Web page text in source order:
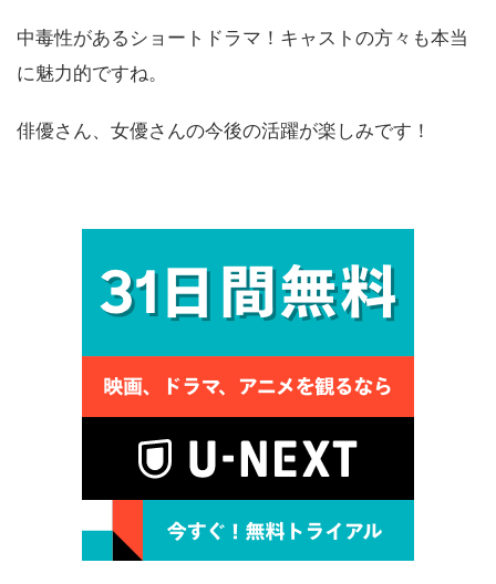
中毒性があるショートドラマ！キャストの方々も本当
に魅力的ですね。
俳優さん、女優さんの今後の活躍が楽しみです！